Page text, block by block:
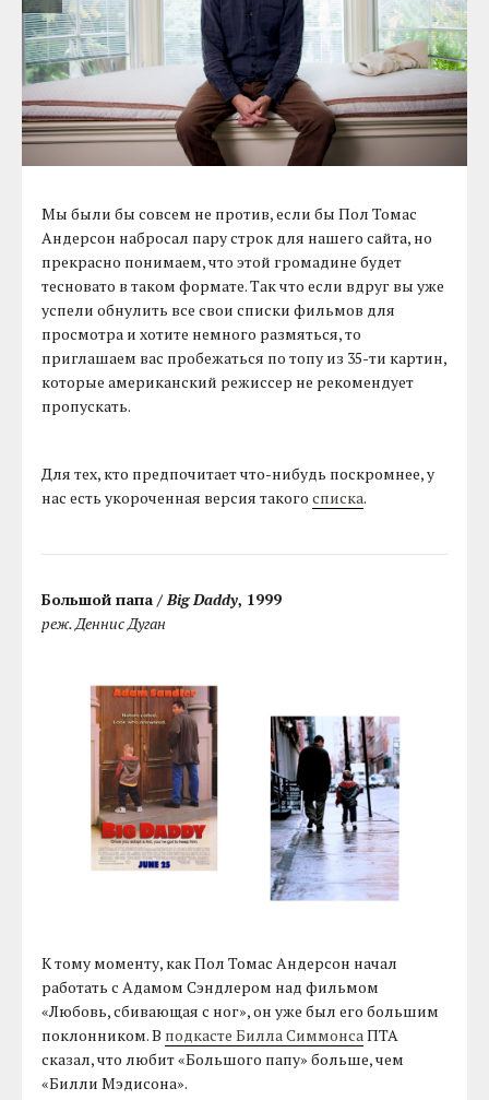
Мы были бы совсем не против, если бы Пол Томас
Андерсон набросал пару строк для нашего сайта, но
прекрасно понимаем, что этой громадине будет
тесновато в таком формате. Так что если вдруг вы уже
успели обнулить все свои списки фильмов для
просмотра и хотите немного размяться, то
приглашаем вас пробежаться по топу из 35-ти картин,
которые американский режиссер не рекомендует
пропускать.
Для тех, кто предпочитает что-нибудь поскромнее, у
нас есть укороченная версия такогосписка.
Большой папа /Big Daddy, 1999
реж. Деннис Дуган
К тому моменту, как Пол Томас Андерсон начал
работать с Адамом Сэндлером над фильмом
«Любовь, сбивающая с ног», он уже был его большим
поклонником. В подкасте Билла СиммонсаПТА
сказал, что любит «Большого папу» больше, чем
«Билли Мэдисона».